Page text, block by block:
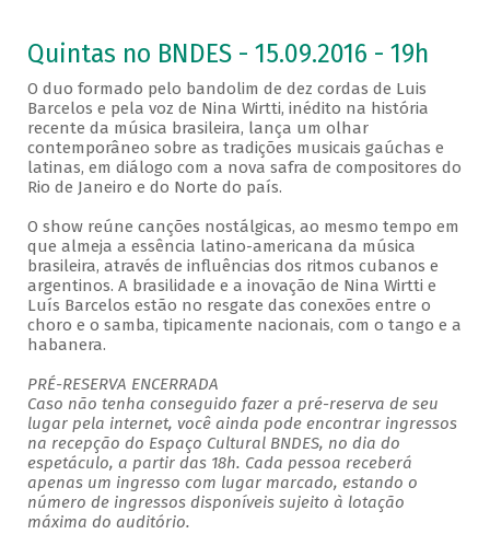
Quintas no BNDES - 15.09.2016 - 19h
O duo formado pelo bandolim de dez cordas de Luis
Barcelos e pela voz de Nina Wirtti, inédito na história
recente da música brasileira, lança um olhar
contemporâneo sobre as tradições musicais gaúchas e
latinas, em diálogo com a nova safra de compositores do
Rio de Janeiro e do Norte do país.
O show reúne canções nostálgicas, ao mesmo tempo em
que almeja a essência latino-americana da música
brasileira, através de influências dos ritmos cubanos e
argentinos. A brasilidade e a inovação de Nina Wirtti e
Luís Barcelos estão no resgate das conexões entre o
choro e o samba, tipicamente nacionais, com o tango e a
habanera.
PRÉ-RESERVA ENCERRADA
Caso não tenha conseguido fazer a pré-reserva de seu
lugar pela internet, você ainda pode encontrar ingressos
na recepção do Espaço Cultural BNDES, no dia do
espetáculo, a partir das 18h. Cada pessoa receberá
apenas um ingresso com lugar marcado, estando o
número de ingressos disponíveis sujeito à lotação
máxima do auditório.